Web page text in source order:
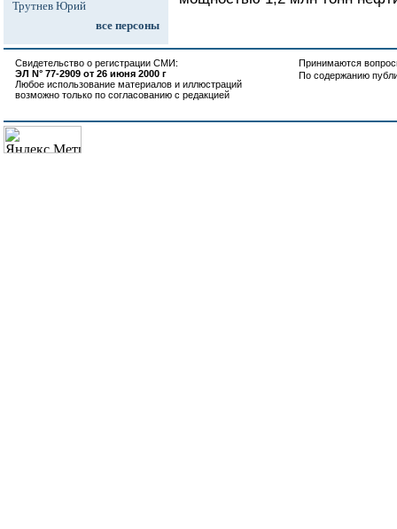
Трутнев Юрий
все персоны
Свидетельство о регистрации СМИ:
ЭЛ N° 77-2909 от 26 июня 2000 г
Любое использование материалов и иллюстраций
возможно только по согласованию с редакцией
Принимаются
По содержанию